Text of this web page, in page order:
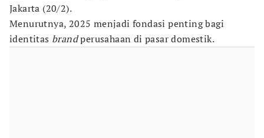
Jakarta (20/2).
Menurutnya, 2025 menjadi fondasi penting bagi
identitas brandperusahaan di pasar domestik.